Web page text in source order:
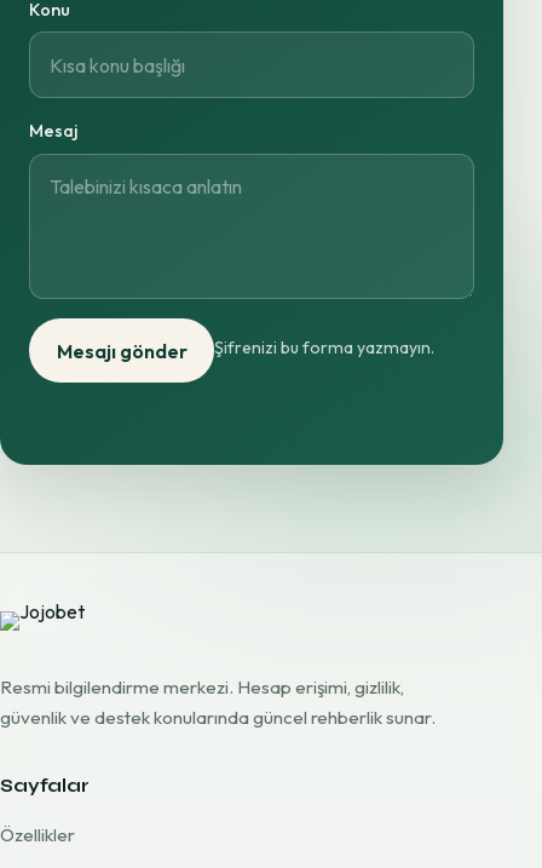
Konu
Mesaj
Mesajı gönder Şifrenizi bu forma yazmayın.
Resmi bilgilendirme merkezi. Hesap erişimi, gizlilik,
güvenlik ve destek konularında güncel rehberlik sunar.
Sayfalar
Özellikler